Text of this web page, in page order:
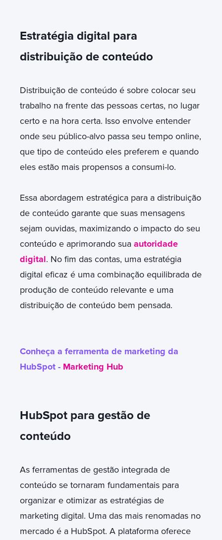
Estratégia digital para
distribuição de conteúdo
Distribuição de conteúdo é sobre colocar seu
trabalho na frente das pessoas certas, no lugar
certo e na hora certa. Isso envolve entender
onde seu público-alvo passa seu tempo online,
que tipo de conteúdo eles preferem e quando
eles estão mais propensos a consumi-lo.
Essa abordagem estratégica para a distribuição
de conteúdo garante que suas mensagens
sejam ouvidas, maximizando o impacto do seu
conteúdo e aprimorando sua autoridade
digital. No fim das contas, uma estratégia
digital eficaz é uma combinação equilibrada de
produção de conteúdo relevante e uma
distribuição de conteúdo bem pensada.
Conheça a ferramenta de marketing da
HubSpot - Marketing Hub
HubSpot para gestão de
conteúdo
As ferramentas de gestão integrada de
conteúdo se tornaram fundamentais para
organizar e otimizar as estratégias de
marketing digital. Uma das mais renomadas no
mercado é a HubSpot. A plataforma oferece